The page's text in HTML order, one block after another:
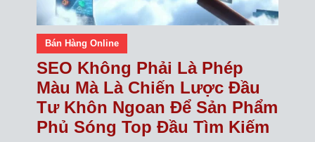
Bán Hàng Online
SEO Không Phải Là Phép
Màu Mà Là Chiến Lược Đầu
Tư Khôn Ngoan Để Sản Phẩm
Phủ Sóng Top Đầu Tìm Kiếm